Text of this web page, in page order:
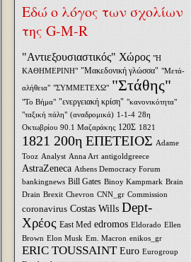
Εδώ ο λόγος των σχολίων
της G-M-R
"Αντιεξουσιαστικός" Χώρος "Η
ΚΑΘΗΜΕΡΙΝΗ" "Μακεδονική γλώσσα" "Μετά-
αλήθεια" "ΣΥΜΜΕΤΕΧΩ" "Στάθης"
"Το Βήμα" "ενεργειακή κρίση" "κανονικότητα"
"ταξική πάλη" (αναδρομικά) 1-1-4 28η
Οκτωβρίου 90.1 Μαζαράκης 120Σ 1821
1821 200η ΕΠΕΤΕΙΟΣ Adame
Tooz Analyst Anna Art antigoldgreece
AstraZeneca Athens Democracy Forum
bankingnews Bill Gates Binoy Kampmark Brain
Drain Brexit Chevron CNN_gr Commission
coronavirus Costas Wills Dept-
Χρέος East Med edromos Eldorado Ellen
Brown Elon Musk Em. Macron enikos_gr
ERIC TOUSSAINT Euro Eurogroup